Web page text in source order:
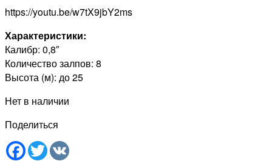
https://youtu.be/w7tX9jbY2ms
Характеристики:
Калибр: 0,8″
Количество залпов: 8
Высота (м): до 25
Нет в наличии
Поделиться
Facebook
Twitter